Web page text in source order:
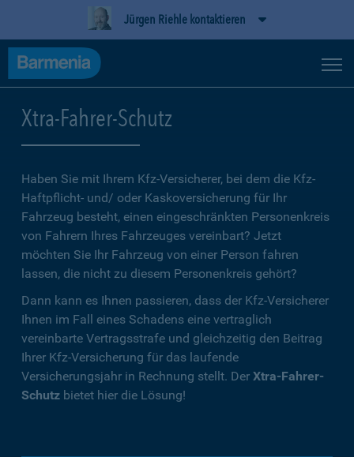
Jürgen Riehle kontaktieren
Xtra-Fahrer-Schutz
Haben Sie mit Ihrem Kfz-Versicherer, bei dem die Kfz-
Haftpflicht- und/ oder Kaskoversicherung für Ihr
Fahrzeug besteht, einen eingeschränkten Personenkreis
von Fahrern Ihres Fahrzeuges vereinbart? Jetzt
möchten Sie Ihr Fahrzeug von einer Person fahren
lassen, die nicht zu diesem Personenkreis gehört?
Dann kann es Ihnen passieren, dass der Kfz-Versicherer
Ihnen im Fall eines Schadens eine vertraglich
vereinbarte Vertragsstrafe und gleichzeitig den Beitrag
Ihrer Kfz-Versicherung für das laufende
Versicherungsjahr in Rechnung stellt. Der Xtra-Fahrer-
Schutz bietet hier die Lösung!